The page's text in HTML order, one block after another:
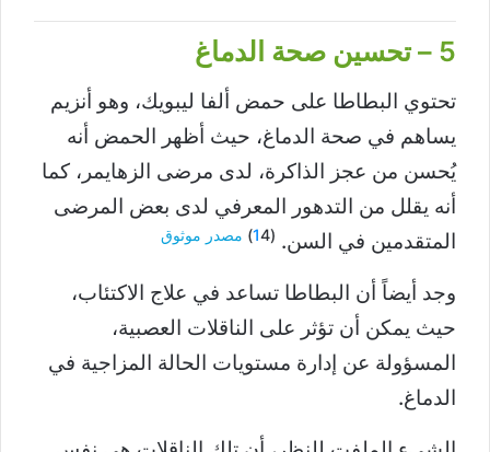
5 – تحسين صحة الدماغ
تحتوي البطاطا على حمض ألفا ليبويك، وهو أنزيم
يساهم في صحة الدماغ، حيث أظهر الحمض أنه
يُحسن من عجز الذاكرة، لدى مرضى الزهايمر، كما
أنه يقلل من التدهور المعرفي لدى بعض المرضى
المتقدمين في السن. (
14) مصدر موثوق
وجد أيضاً أن البطاطا تساعد في علاج الاكتئاب،
حيث يمكن أن تؤثر على الناقلات العصبية،
المسؤولة عن إدارة مستويات الحالة المزاجية في
الدماغ.